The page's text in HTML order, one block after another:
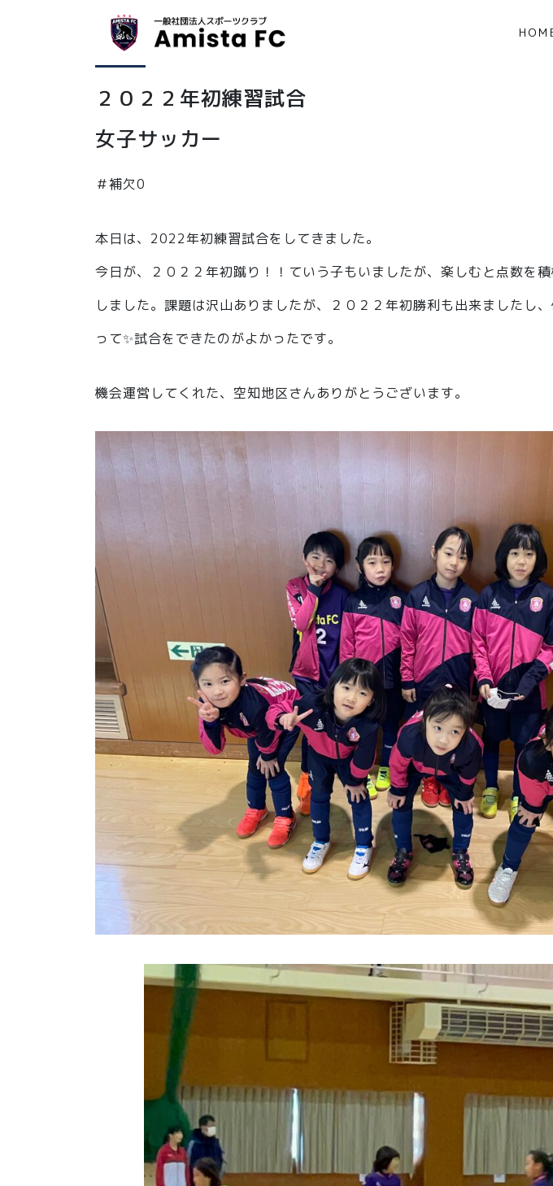
２０２２年初練習試合
女子サッカー
＃補欠0
本日は、2022年初練習試合をしてきました。
今日が、２０２２年初蹴り！！ていう子もいましたが、楽しむと点数を
しました。課題は沢山ありましたが、２０２２年初勝利も出来ましたし
って✨試合をできたのがよかったです。
機会運営してくれた、空知地区さんありがとうございます。